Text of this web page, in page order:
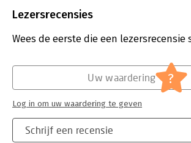
Sportmarketingspecifieke analyse- en
Vanuit verschillende onderdelen wordt een
en wordt op basis van de kerncompetenties
organisatie systematisch een
afnemers ontwikkeld. Daarbij spelen
en customer journey naast de klassiekere
marketinginstrumenten een rol.
Aantal pagina's:
Druk:
7
Marketing
Lezersrecensies
Wees de eerste die een lezersrecensie
Schrijf een recensie
Uw waardering ?
Log in om uw waardering te geven